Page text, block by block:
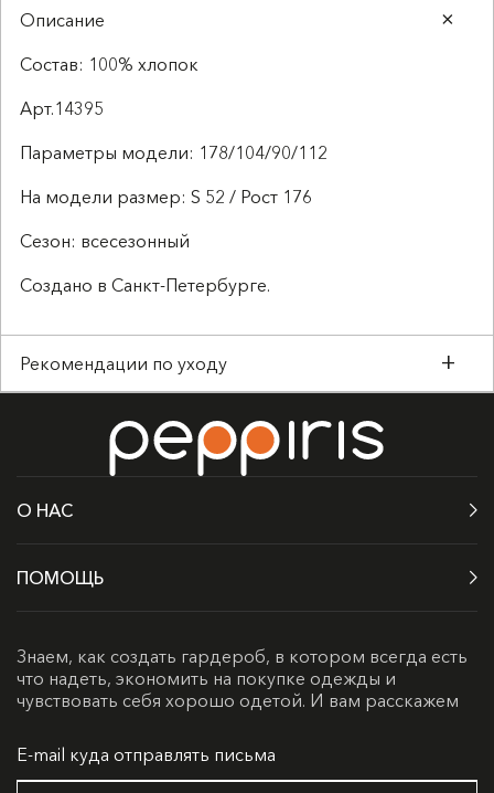
Описание
Состав: 100% хлопок
Арт.14395
Параметры модели: 178/104/90/112
На модели размер: S 52 / Рост 176
Сезон: всесезонный
Создано в Санкт-Петербурге.
Рекомендации по уходу
О НАС
ПОМОЩЬ
Знаем, как создать гардероб, в котором всегда есть
что надеть, экономить на покупке одежды и
чувствовать себя хорошо одетой. И вам расскажем